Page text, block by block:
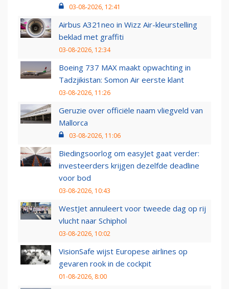
03-08-2026, 12:41
Airbus A321neo in Wizz Air-kleurstelling
beklad met graffiti
03-08-2026, 12:34
Boeing 737 MAX maakt opwachting in
Tadzjikistan: Somon Air eerste klant
03-08-2026, 11:26
Geruzie over officiële naam vliegveld van
Mallorca
03-08-2026, 11:06
Biedingsoorlog om easyJet gaat verder:
investeerders krijgen dezelfde deadline
voor bod
03-08-2026, 10:43
WestJet annuleert voor tweede dag op rij
vlucht naar Schiphol
03-08-2026, 10:02
VisionSafe wijst Europese airlines op
gevaren rook in de cockpit
01-08-2026, 8:00